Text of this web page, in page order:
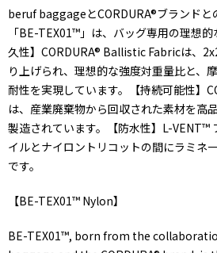
beruf baggageとCORDURA®ブランドと
「BE-TEX01™」は、バッグ専用の理想
久性】CORDURA® Ballistic Fabricは、
り上げられ、理想的な強度対重量比と、
耐性を実現しています。【持続可能性】
は、産業廃棄物から回収された素材を高
製造されています。【防水性】L-VENT™
イルとナイロントリコットの間にラミネ
です。
【BE-TEX01™ Nylon】
BE-TEX01™, born from the